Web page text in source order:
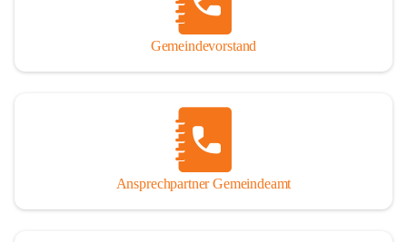
Gemeindevorstand
Ansprechpartner Gemeindeamt